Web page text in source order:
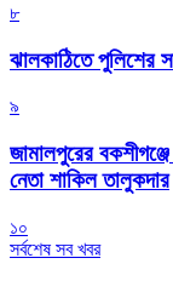
৮
‎ঝালকাঠিতে পুলিশের
৯
জামালপুরের
নেতা শাকিল তালুকদার
১০
সর্বশেষ সব খবর